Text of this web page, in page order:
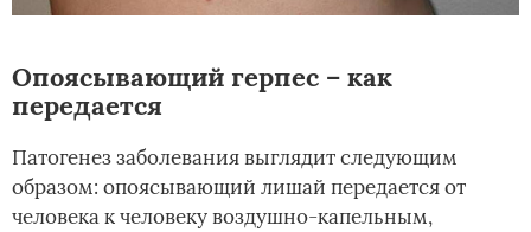
Опоясывающий герпес – как
передается
Патогенез заболевания выглядит следующим
образом: опоясывающий лишай передается от
человека к человеку воздушно-капельным,